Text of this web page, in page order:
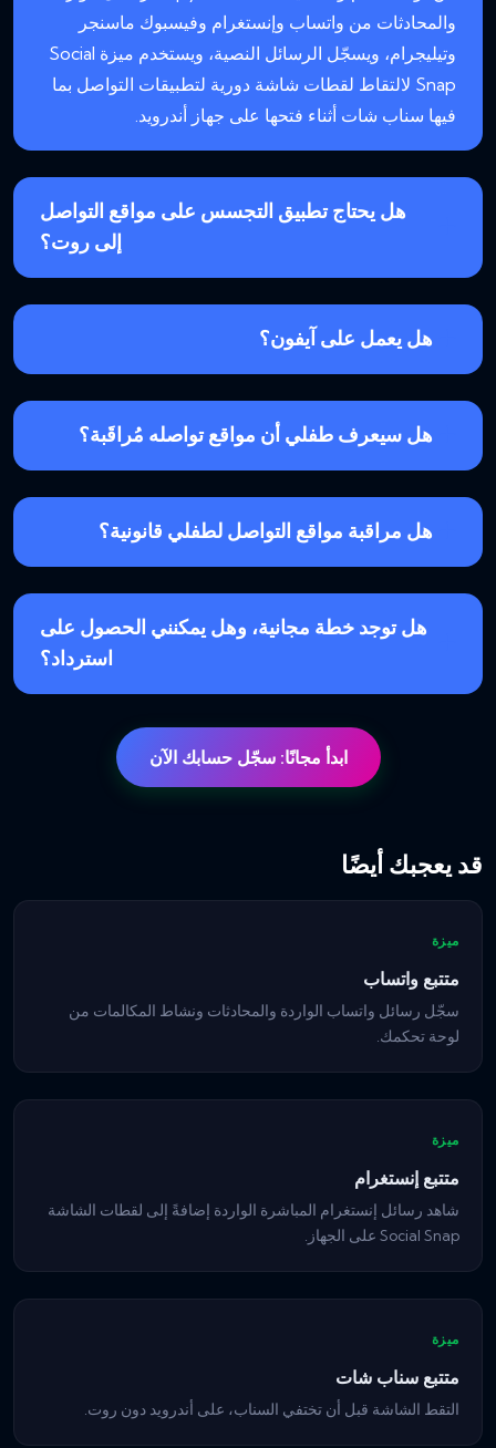
والمحادثات من واتساب وإنستغرام وفيسبوك ماسنجر
وتيليجرام، ويسجّل الرسائل النصية، ويستخدم ميزة Social
Snap لالتقاط لقطات شاشة دورية لتطبيقات التواصل بما
فيها سناب شات أثناء فتحها على جهاز أندرويد.
هل يحتاج تطبيق التجسس على مواقع التواصل
إلى روت؟
هل يعمل على آيفون؟
هل سيعرف طفلي أن مواقع تواصله مُراقَبة؟
هل مراقبة مواقع التواصل لطفلي قانونية؟
هل توجد خطة مجانية، وهل يمكنني الحصول على
استرداد؟
ابدأ مجانًا: سجّل حسابك الآن
قد يعجبك أيضًا
ميزة
متتبع واتساب
سجّل رسائل واتساب الواردة والمحادثات ونشاط المكالمات من
لوحة تحكمك.
ميزة
متتبع إنستغرام
شاهد رسائل إنستغرام المباشرة الواردة إضافةً إلى لقطات الشاشة
Social Snap على الجهاز.
ميزة
متتبع سناب شات
التقط الشاشة قبل أن تختفي السناب، على أندرويد دون روت.